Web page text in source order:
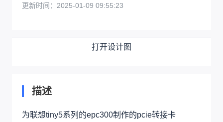
更新时间： 2025-01-09 09:55:23
打开设计图
描述
为联想tiny5系列的epc300制作的pcie转接卡